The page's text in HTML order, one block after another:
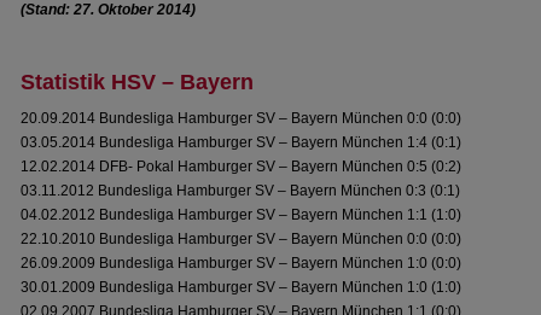
(Stand: 27. Oktober 2014)
Statistik HSV – Bayern
20.09.2014 Bundesliga Hamburger SV – Bayern München 0:0 (0:0)
03.05.2014 Bundesliga Hamburger SV – Bayern München 1:4 (0:1)
12.02.2014 DFB- Pokal Hamburger SV – Bayern München 0:5 (0:2)
03.11.2012 Bundesliga Hamburger SV – Bayern München 0:3 (0:1)
04.02.2012 Bundesliga Hamburger SV – Bayern München 1:1 (1:0)
22.10.2010 Bundesliga Hamburger SV – Bayern München 0:0 (0:0)
26.09.2009 Bundesliga Hamburger SV – Bayern München 1:0 (0:0)
30.01.2009 Bundesliga Hamburger SV – Bayern München 1:0 (1:0)
02.09.2007 Bundesliga Hamburger SV – Bayern München 1:1 (0:0)